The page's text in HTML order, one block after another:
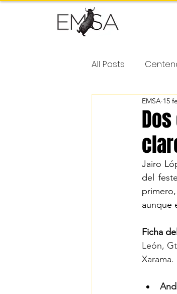
All Posts
Plaza Nuevo
Plaza de
Plaza de
EMSA 15
Jairo
del
aunque
Ficha
León,
Xarama.